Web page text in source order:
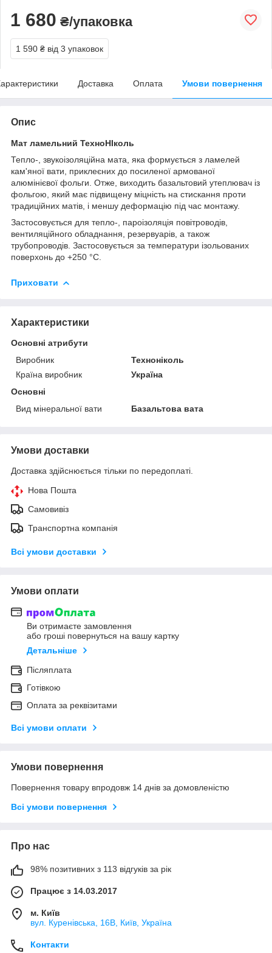
1 680 ₴/упаковка
1 590 ₴ від 3 упаковок
Доставка Оплата Умови повернення
Опис
Мат ламельний ТехноНІколь
Тепло-, звукоізоляційна мата, яка формується з ламелей
кам'яної вати, приклеєних до посиленої армованої
алюмінієвої фольги. Отже, виходить базальтовий утеплювач із
фольгою, який має підвищену міцність на стискання проти
традиційних матів, і меншу деформацію під час монтажу.
Застосовується для тепло-, пароізоляція повітроводів,
вентиляційного обладнання, резервуарів, а також
трубопроводів. Застосовується за температури ізольованих
поверхонь до +250 °C.
Приховати
Характеристики
Основні атрибути
Виробник
Техноніколь
Країна виробник
Україна
Основні
Вид мінеральної вати
Базальтова вата
Умови доставки
Доставка здійснюється тільки по передоплаті.
Нова Пошта
Самовивіз
Транспортна компанія
Всі умови доставки
Умови оплати
Ви отримаєте замовлення
або гроші повернуться на вашу картку
Детальніше
Післяплата
Готівкою
Оплата за реквізитами
Всі умови оплати
Умови повернення
Повернення товару впродовж 14 днів за домовленістю
Всі умови повернення
Про нас
98% позитивних з 113 відгуків за рік
Працює з 14.03.2017
м. Київ
вул. Куренівська, 16В, Київ, Україна
Контакти